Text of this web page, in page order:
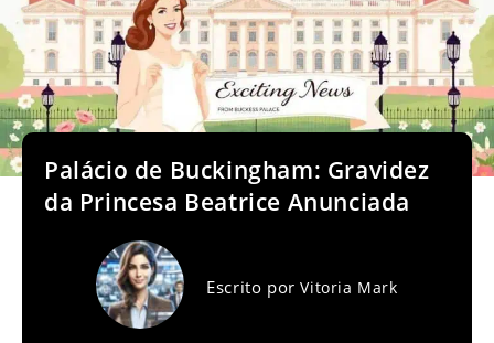
Palácio de Buckingham: Gravidez
da Princesa Beatrice Anunciada
Escrito porVitoria Mark